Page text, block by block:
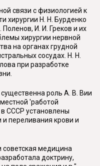
связи с физиологией к
хирургии Н. Н. Бурденко
И. И. Греков и их
хирургии нервной
на органах грудной
сосудах. Н. Н.
при разработке
роль А. В. Вии
'работой
СССР установлены
переливания крови и
советская медицина
доктрину,